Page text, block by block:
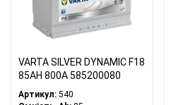
VARTA SILVER DYNAMIC F18
85АH 800A 585200080
Артикул: 540